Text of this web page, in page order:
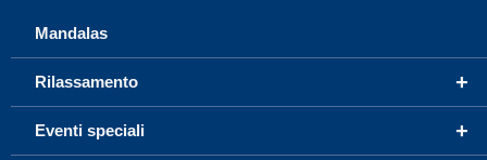
Mandalas
+
Rilassamento
+
Eventi speciali